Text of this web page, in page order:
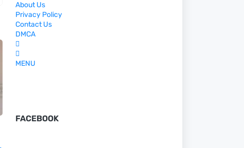
About Us
Privacy Policy
Contact Us
DMCA
MENU
FACEBOOK